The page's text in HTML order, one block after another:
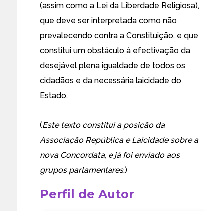
(assim como a Lei da Liberdade Religiosa),
que deve ser interpretada como não
prevalecendo contra a Constituição, e que
constitui um obstáculo à efectivação da
desejável plena igualdade de todos os
cidadãos e da necessária laicidade do
Estado.
(Este texto constitui a posição da
Associação República e Laicidade sobre a
nova Concordata, e já foi enviado aos
grupos parlamentares.)
Perfil de Autor